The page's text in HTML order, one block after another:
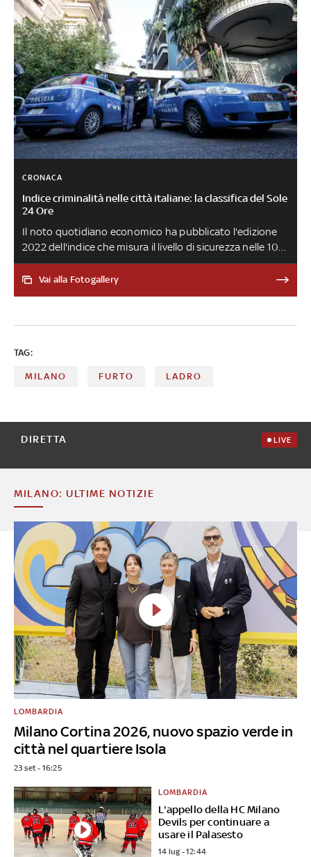
CRONACA
Indice criminalità nelle città italiane: la classifica del Sole
24 Ore
Il noto quotidiano economico ha pubblicato l'edizione
2022 dell'indice che misura il livello di sicurezza nelle 106
province italiane considerando le denunce sporte
nell'arco di 12 mesi per 18 tipologie di reato. Da Napoli a
Vai alla Fotogallery
TAG:
MILANO FURTO LADRO
DIRETTA LIVE
MILANO: ULTIME NOTIZIE
Milano Cortina 2026, nuovo spazio verde in
città nel quartiere Isola
LOMBARDIA
23 set - 16:25
L'appello della HC Milano
Devils per continuare a
usare il Palasesto
LOMBARDIA
14 lug - 12:44